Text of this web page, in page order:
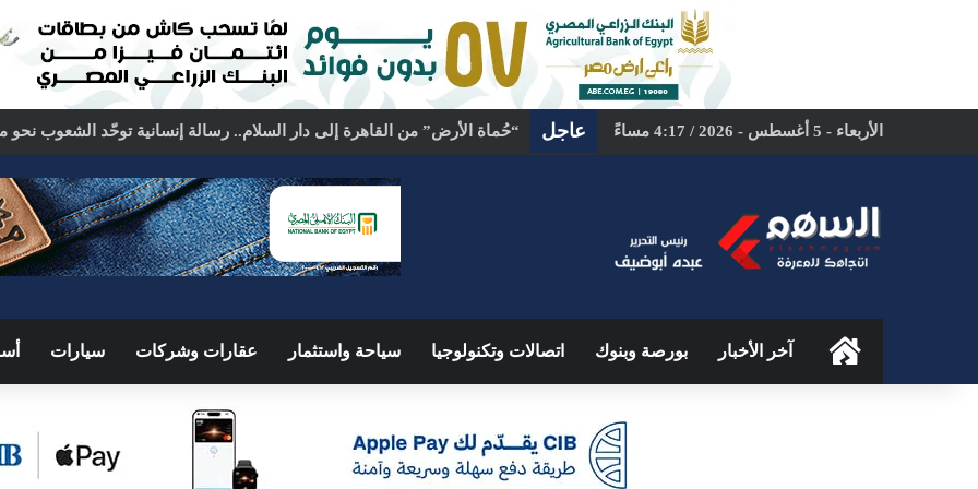
الأربعاء - 5 أغسطس - 2026 / 4:17 مساءً عاجل
الرئيسيةآخر الأخبار بورصة وبنوك اتصالات وتكنولوجيا سياحة واستثمار عقارات وشركات سيارات